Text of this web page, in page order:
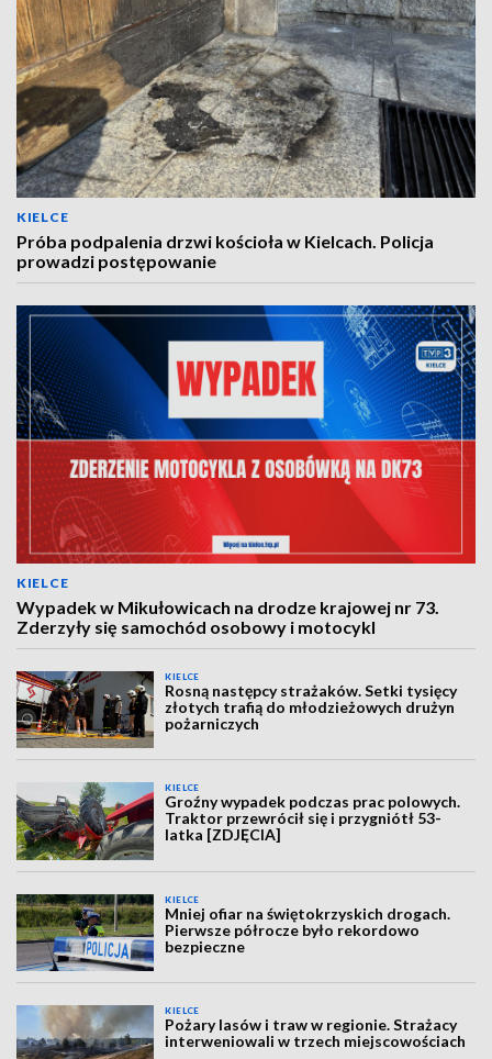
KIELCE
Próba podpalenia drzwi kościoła w Kielcach. Policja
prowadzi postępowanie
KIELCE
Wypadek w Mikułowicach na drodze krajowej nr 73.
Zderzyły się samochód osobowy i motocykl
KIELCE
Rosną następcy strażaków. Setki tysięcy
złotych trafią do młodzieżowych drużyn
pożarniczych
KIELCE
Groźny wypadek podczas prac polowych.
Traktor przewrócił się i przygniótł 53-
latka [ZDJĘCIA]
KIELCE
Mniej ofiar na świętokrzyskich drogach.
Pierwsze półrocze było rekordowo
bezpieczne
KIELCE
Pożary lasów i traw w regionie. Strażacy
interweniowali w trzech miejscowościach